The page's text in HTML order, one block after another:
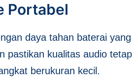
Portabel
daya tahan baterai yang
pastikan kualitas audio tetap
berukuran kecil.